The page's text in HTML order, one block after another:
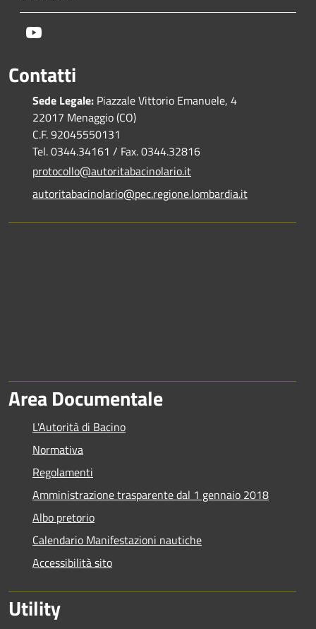
Contatti
Sede Legale: Piazzale Vittorio Emanuele, 4
22017 Menaggio (CO)
C.F. 92045550131
Tel. 0344.34161 / Fax. 0344.32816
protocollo@autoritabacinolario.it
autoritabacinolario@pec.regione.lombardia.it
Area Documentale
L'Autorità di Bacino
Normativa
Regolamenti
Amministrazione trasparente dal 1 gennaio 2018
Albo pretorio
Calendario Manifestazioni nautiche
Accessibilità sito
Utility